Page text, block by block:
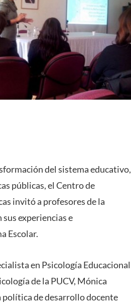
del sistema educativo,
públicas, el Centro de
invitó a profesores de la
experiencias e
Escolar.
en Psicología Educacional
de la PUCV, Mónica
política de desarrollo docente